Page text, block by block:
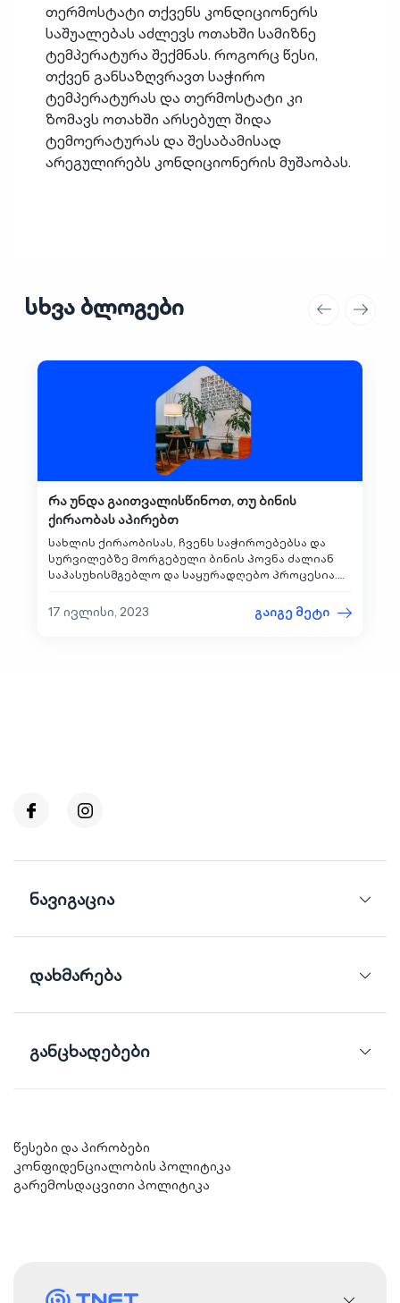
თერმოსტატი თქვენს კონდიციონერს
საშუალებას აძლევს ოთახში სამიზნე
ტემპერატურა შექმნას. როგორც წესი,
თქვენ განსაზღვრავთ საჭირო
ტემპერატურას და თერმოსტატი კი
ზომავს ოთახში არსებულ შიდა
ტემოერატურას და შესაბამისად
არეგულირებს კონდიციონერის მუშაობას.
სხვა ბლოგები
რა უნდა გაითვალისწინოთ, თუ ბინის
ქირაობას აპირებთ
სახლის ქირაობისას, ჩვენს საჭიროებებსა და
სურვილებზე მორგებული ბინის პოვნა ძალიან
საპასუხისმგებლო და საყურადღებო პროცესია.
ტექნოლოგიების წყალობით, შესაძლოა ძალიან
მარტივიც...
17 ივლისი, 2023 გაიგე მეტი
ნავიგაცია
დახმარება
განცხადებები
წესები და პირობები
კონფიდენციალობის პოლიტიკა
გარემოსდაცვითი პოლიტიკა